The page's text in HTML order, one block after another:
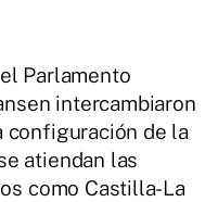
Parlamento
intercambiaron
configuración de la
atiendan las
como Castilla-La